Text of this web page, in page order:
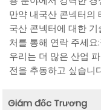
만약 내국산 콘넥터의
국산 콘넥터에 대한
처를 통해 연락 주세요:
우리는 더 많은 산업
전을 추동하고 싶습니
Giám đốc Trương